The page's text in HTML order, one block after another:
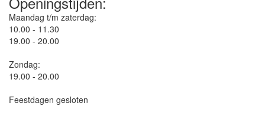
Maandag t/m zaterdag:
10.00 - 11.30
19.00 - 20.00
Zondag:
19.00 - 20.00
Feestdagen gesloten